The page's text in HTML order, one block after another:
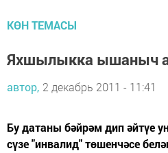
КӨН ТЕМАСЫ
Яхшылыкка ышаныч
автор, 2 декабрь 2011 - 11:41
Бу датаны бәйрәм дип әйтүе
сүзе "инвалид" төшенчәсе